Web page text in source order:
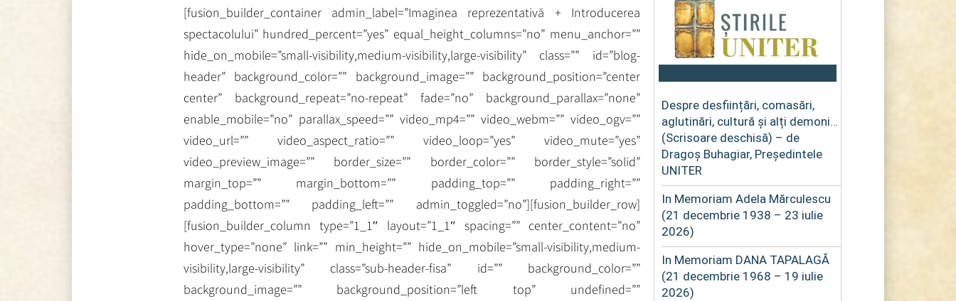
Despre desființări, comasări,
aglutinări, cultură și alți demoni…
(Scrisoare deschisă) – de
Dragoș Buhagiar, Președintele
UNITER
In Memoriam Adela Mărculescu
(21 decembrie 1938 – 23 iulie
2026)
In Memoriam DANA TAPALAGĂ
(21 decembrie 1968 – 19 iulie
2026)
[fusion_builder_container admin_label=”Imaginea reprezentativă + Introducerea
spectacolului” hundred_percent=”yes” equal_height_columns=”no” menu_anchor=””
hide_on_mobile=”small-visibility,medium-visibility,large-visibility” class=”” id=”blog-
header” background_color=”” background_image=”” background_position=”center
center” background_repeat=”no-repeat” fade=”no” background_parallax=”none”
enable_mobile=”no” parallax_speed=”” video_mp4=”” video_webm=”” video_ogv=””
video_url=”” video_aspect_ratio=”” video_loop=”yes” video_mute=”yes”
video_preview_image=”” border_size=”” border_color=”” border_style=”solid”
margin_top=”” margin_bottom=”” padding_top=”” padding_right=””
padding_bottom=”” padding_left=”” admin_toggled=”no”][fusion_builder_row]
[fusion_builder_column type=”1_1″ layout=”1_1″ spacing=”” center_content=”no”
hover_type=”none” link=”” min_height=”” hide_on_mobile=”small-visibility,medium-
visibility,large-visibility” class=”sub-header-fisa” id=”” background_color=””
background_image=”” background_position=”left top” undefined=””